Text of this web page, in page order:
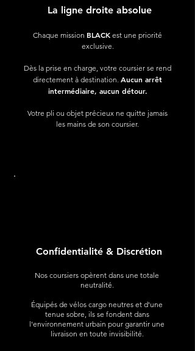
La ligne droite absolue
Chaque mission BLACK est une priorité
exclusive.
Dès la prise en charge, votre coursier se rend
directement à destination. Aucun arrêt
intermédiaire, aucun détour.
Votre pli ou objet précieux ne quitte jamais
les mains de son coursier.
Confidentialité & Discrétion
Nos coursiers opèrent dans une totale
neutralité.
Équipés de vélos cargo neutres et d'une
tenue sobre, ils se fondent dans
l'environnement urbain pour garantir une
livraison en toute invisibilité.